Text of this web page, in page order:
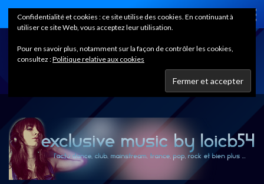
Home
Confidentialité et cookies : ce site utilise des cookies. En continuant à
utiliser ce site Web, vous acceptez leur utilisation.
Pour en savoir plus, notamment sur la façon de contrôler les cookies,
consultez :Politique relative aux cookies